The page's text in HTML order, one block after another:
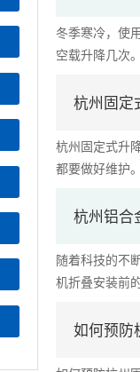
冬季寒冷，使
空载升降几次
杭州固定
杭州固定式升
都要做好维护
杭州铝合
随着科技的不
机折叠安装前
如何预防